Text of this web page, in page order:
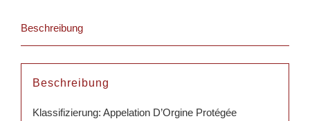
Beschreibung
Beschreibung
Klassifizierung: Appelation D’Orgine Protégée